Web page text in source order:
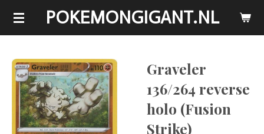
Ga
de
hoofdinhoud
POKEMONGIGANT.NL
Graveler
136/264 reverse
holo (Fusion
Strike)